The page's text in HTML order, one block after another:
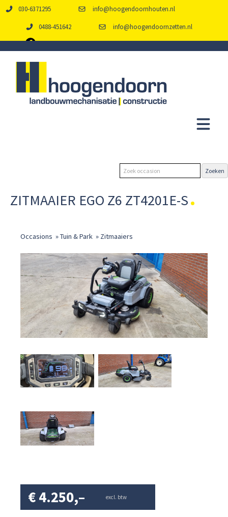
030-6371295 info@hoogendoornhouten.nl
0488-451642 info@hoogendoornzetten.nl
ZITMAAIER EGO Z6 ZT4201E-S
Occasions »Tuin & Park » Zitmaaiers
€4.250,– excl. btw